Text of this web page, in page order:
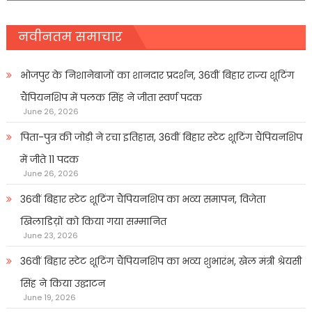
नवीनतम समाचार
भोजपुर के निशानेबाजों का शानदार प्रदर्शन, 36वीं बिहार राज्य शूटिंग
चैंपियनशिप में पलक सिंह ने जीता स्वर्ण पदक
June 26, 2026
पिता-पुत्र की जोड़ी ने रचा इतिहास, 36वीं बिहार स्टेट शूटिंग चैंपियनशिप
में जीते 11 पदक
June 26, 2026
36वीं बिहार स्टेट शूटिंग चैंपियनशिप का भव्य समापन, विजेता
खिलाडिय़ों को किया गया सम्मानित
June 23, 2026
36वीं बिहार स्टेट शूटिंग चैंपियनशिप का भव्य शुभारंभ, खेल मंत्री श्रेयसी
सिंह ने किया उद्घाटन
June 19, 2026